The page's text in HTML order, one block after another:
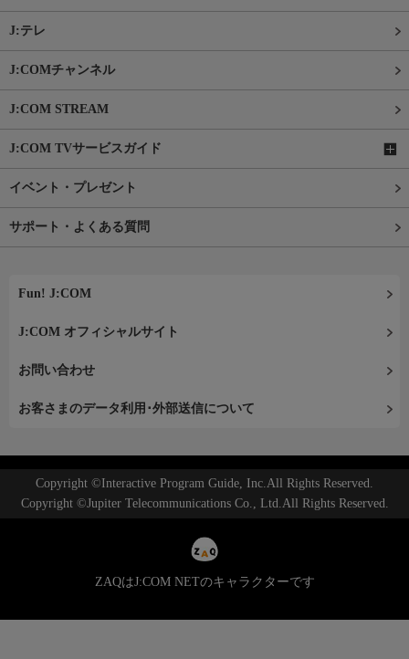
J:テレ
J:COMチャンネル
J:COM STREAM
J:COM TVサービスガイド
イベント・プレゼント
サポート・よくある質問
Fun! J:COM
J:COM オフィシャルサイト
お問い合わせ
お客さまのデータ利用･外部送信について
Copyright ©Interactive Program Guide, Inc.All Rights Reserved.
Copyright ©Jupiter Telecommunications Co., Ltd.All Rights Reserved.
ZAQはJ:COM NETのキャラクターです